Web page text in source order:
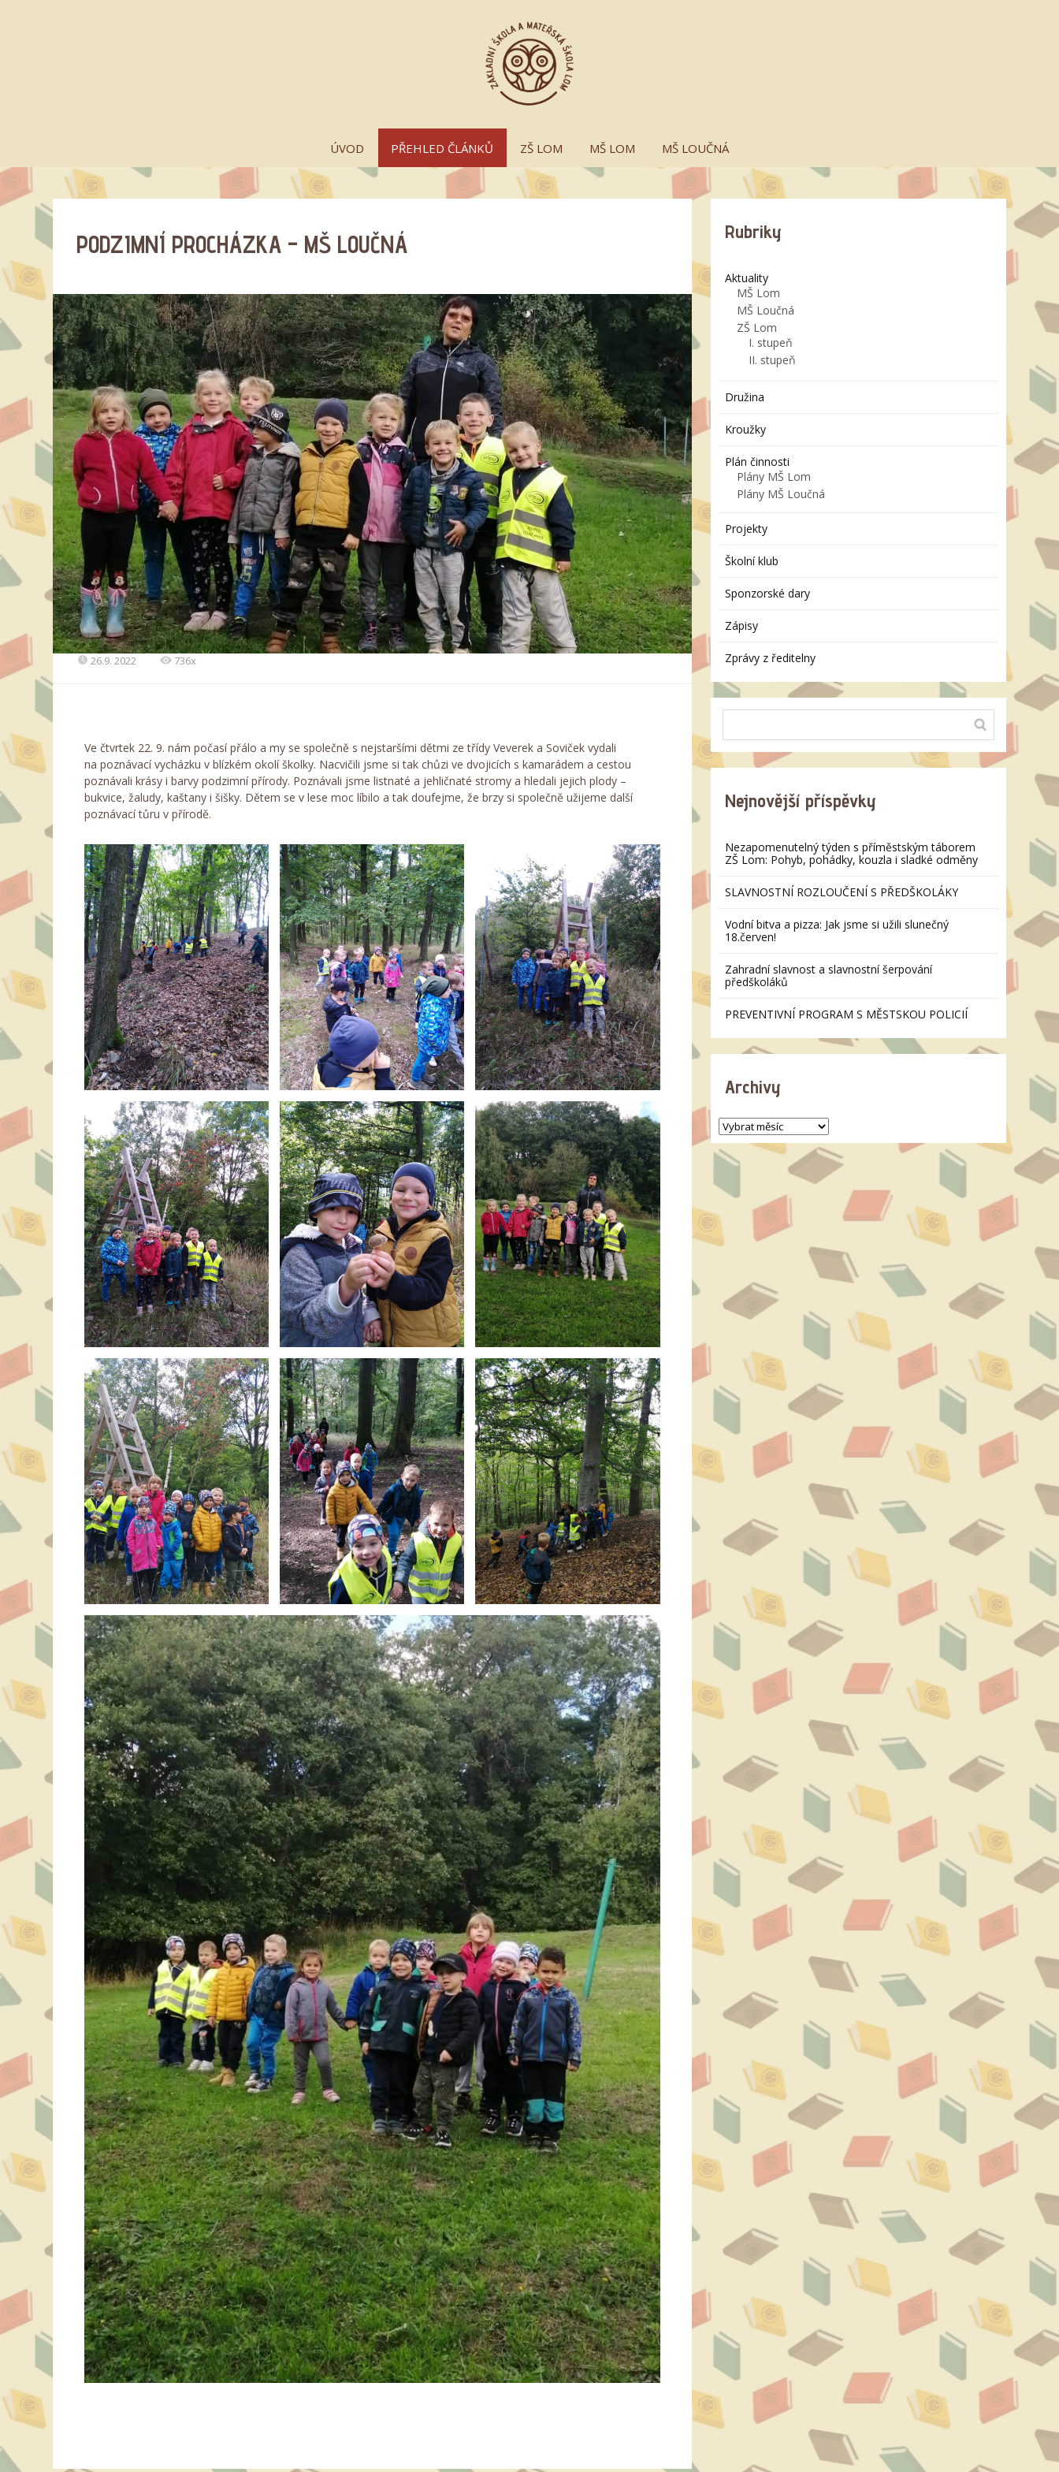
ÚVOD PŘEHLED ČLÁNKŮ ZŠ LOM MŠ LOM MŠ LOUČNÁ
PODZIMNÍ PROCHÁZKA – MŠ LOUČNÁ
26.9. 2022 736x
Ve čtvrtek 22. 9. nám počasí přálo a my se společně s nejstaršími dětmi ze třídy Veverek a Soviček vydali
na poznávací vycházku v blízkém okolí školky. Nacvičili jsme si tak chůzi ve dvojicích s kamarádem a cestou
poznávali krásy i barvy podzimní přírody. Poznávali jsme listnaté a jehličnaté stromy a hledali jejich plody –
bukvice, žaludy, kaštany i šišky. Dětem se v lese moc líbilo a tak doufejme, že brzy si společně užijeme další
poznávací tůru v přírodě.
Rubriky
Aktuality
MŠ Lom
MŠ Loučná
ZŠ Lom
I. stupeň
II. stupeň
Družina
Kroužky
Plán činnosti
Plány MŠ Lom
Plány MŠ Loučná
Projekty
Školní klub
Sponzorské dary
Zápisy
Zprávy z ředitelny
Nejnovější příspěvky
Nezapomenutelný týden s příměstským táborem
ZŠ Lom: Pohyb, pohádky, kouzla i sladké odměny
SLAVNOSTNÍ ROZLOUČENÍ S PŘEDŠKOLÁKY
Vodní bitva a pizza: Jak jsme si užili slunečný
18.červen!
Zahradní slavnost a slavnostní šerpování
předškoláků
PREVENTIVNÍ PROGRAM S MĚSTSKOU POLICIÍ
Archivy